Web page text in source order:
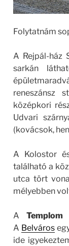
Folytatnám
A Rejpál-ház
sarkán
reneszánsz
középkori
Udvari
(kovácsok,
A Kolostor
található a
utca tört
mélyebben
ATemplom
A Belváros
ide